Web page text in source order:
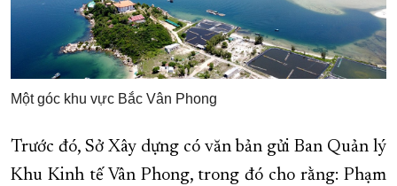
Một góc khu vực Bắc Vân Phong
Trước đó, Sở Xây dựng có văn bản gửi Ban Quản lý
Khu Kinh tế Vân Phong, trong đó cho rằng: Phạm